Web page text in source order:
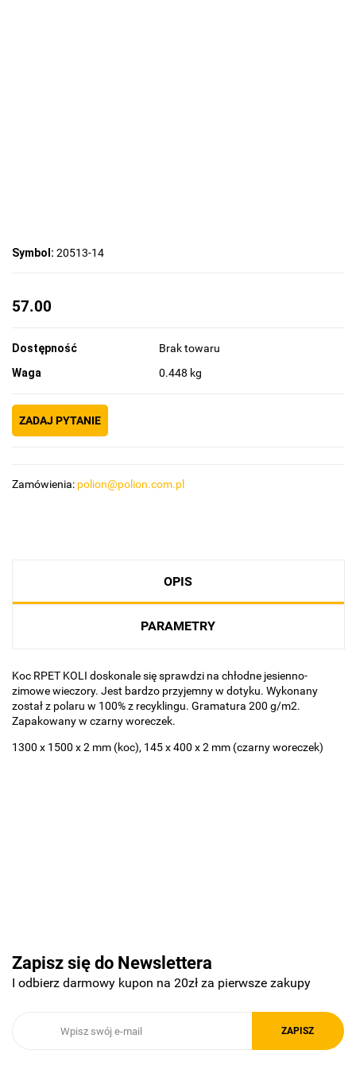
Symbol: 20513-14
57.00
Dostępność
Brak towaru
Waga
0.448 kg
ZADAJ PYTANIE
Zamówienia: polion@polion.com.pl
OPIS
PARAMETRY
Koc RPET KOLI doskonale się sprawdzi na chłodne jesienno-
zimowe wieczory. Jest bardzo przyjemny w dotyku. Wykonany
został z polaru w 100% z recyklingu. Gramatura 200 g/m2.
Zapakowany w czarny woreczek.
1300 x 1500 x 2 mm (koc), 145 x 400 x 2 mm (czarny woreczek)
Royal Design
Zapisz się do Newslettera
I odbierz darmowy kupon na 20zł za pierwsze zakupy